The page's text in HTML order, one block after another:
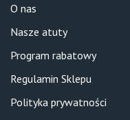
O nas
Nasze atuty
Program rabatowy
Regulamin Sklepu
Polityka prywatności